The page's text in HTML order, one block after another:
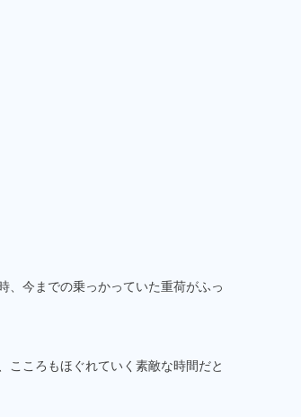
、今までの乗っかっていた重荷がふっ
こころもほぐれていく素敵な時間だと